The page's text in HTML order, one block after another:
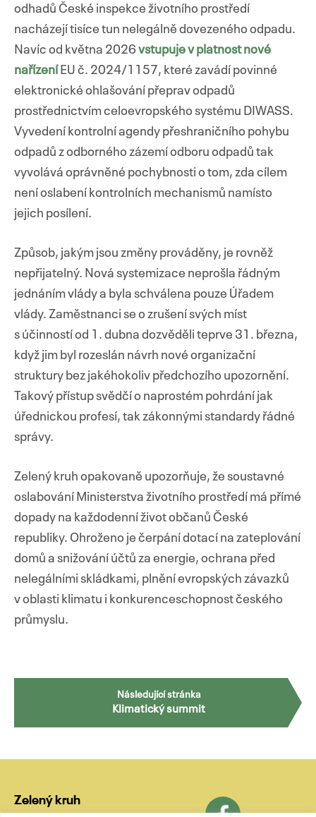
odhadů České inspekce životního prostředí
nacházejí tisíce tun nelegálně dovezeného odpadu.
Navíc od května 2026 vstupuje v platnost nové
nařízení EU č. 2024/1157, které zavádí povinné
elektronické ohlašování přeprav odpadů
prostřednictvím celoevropského systému DIWASS.
Vyvedení kontrolní agendy přeshraničního pohybu
odpadů z odborného zázemí odboru odpadů tak
vyvolává oprávněné pochybnosti o tom, zda cílem
není oslabení kontrolních mechanismů namísto
jejich posílení.
Způsob, jakým jsou změny prováděny, je rovněž
nepřijatelný. Nová systemizace neprošla řádným
jednáním vlády a byla schválena pouze Úřadem
vlády. Zaměstnanci se o zrušení svých míst
s účinností od 1. dubna dozvěděli teprve 31. března,
když jim byl rozeslán návrh nové organizační
struktury bez jakéhokoliv předchozího upozornění.
Takový přístup svědčí o naprostém pohrdání jak
úřednickou profesí, tak zákonnými standardy řádné
správy.
Zelený kruh opakovaně upozorňuje, že soustavné
oslabování Ministerstva životního prostředí má přímé
dopady na každodenní život občanů České
republiky. Ohroženo je čerpání dotací na zateplování
domů a snižování účtů za energie, ochrana před
nelegálními skládkami, plnění evropských závazků
v oblasti klimatu i konkurenceschopnost českého
průmyslu.
NavigaceNásledující stránka
Klimatický summit
Zelený kruh